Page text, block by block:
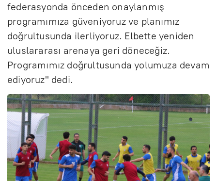
federasyonda önceden onaylanmış
programımıza güveniyoruz ve planımız
doğrultusunda ilerliyoruz. Elbette yeniden
uluslararası arenaya geri döneceğiz.
Programımız doğrultusunda yolumuza devam
ediyoruz" dedi.